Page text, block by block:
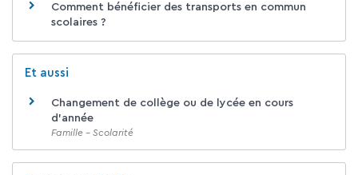
Comment bénéficier des transports en commun
scolaires ?
Et aussi
Changement de collège ou de lycée en cours
d'année
Famille - Scolarité